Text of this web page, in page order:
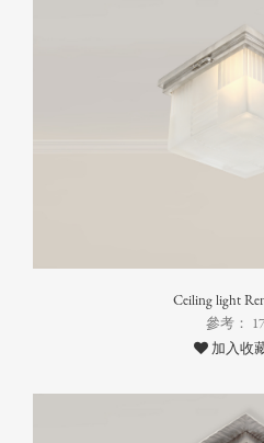
Ceiling light
參考：
加入收